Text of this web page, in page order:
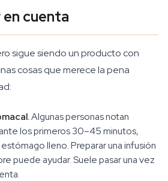
cuenta
sigue siendo un producto con
cosas que merece la pena
Algunas personas notan
los primeros 30–45 minutos,
lleno. Preparar una infusión
puede ayudar. Suele pasar una vez